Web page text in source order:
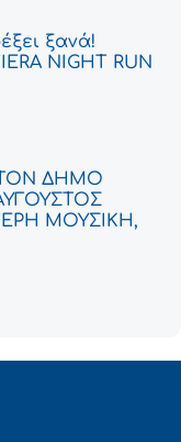
ξανά!
NIGHT RUN
ΔΗΜΟ
ΜΟΥΣΙΚΗ,